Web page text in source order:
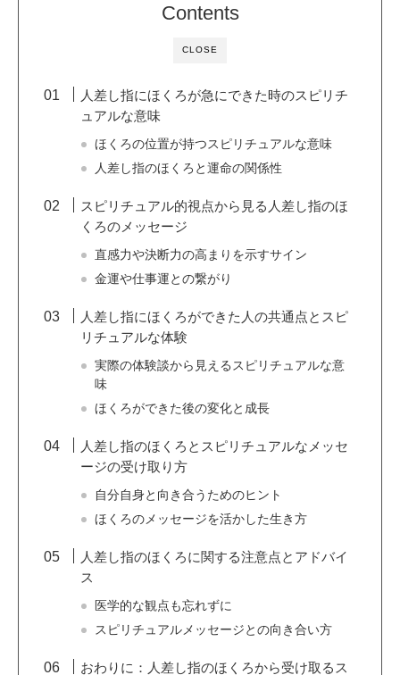
CLOSE
Contents
人差し指にほくろが急にできた時のスピリチ
ュアルな意味
ほくろの位置が持つスピリチュアルな意味
人差し指のほくろと運命の関係性
スピリチュアル的視点から見る人差し指のほ
くろのメッセージ
直感力や決断力の高まりを示すサイン
金運や仕事運との繋がり
人差し指にほくろができた人の共通点とスピ
リチュアルな体験
実際の体験談から見えるスピリチュアルな意
味
ほくろができた後の変化と成長
人差し指のほくろとスピリチュアルなメッセ
ージの受け取り方
自分自身と向き合うためのヒント
ほくろのメッセージを活かした生き方
人差し指のほくろに関する注意点とアドバイ
ス
医学的な観点も忘れずに
スピリチュアルメッセージとの向き合い方
おわりに：人差し指のほくろから受け取るス